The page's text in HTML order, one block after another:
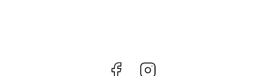
Facebook